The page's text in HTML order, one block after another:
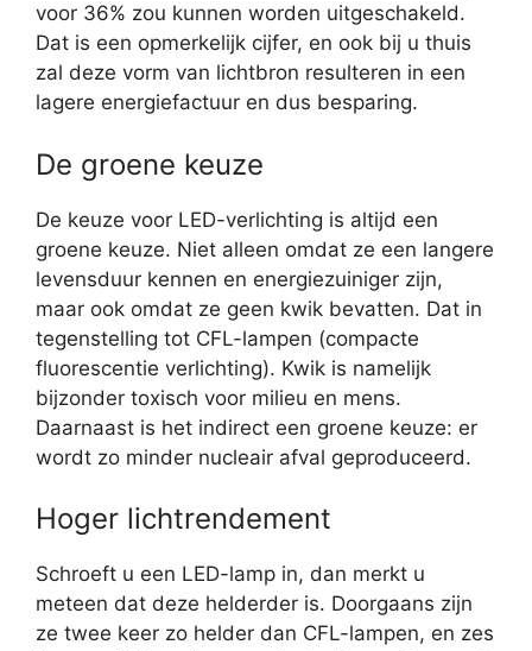
voor 36% zou kunnen worden uitgeschakeld.
Dat is een opmerkelijk cijfer, en ook bij u thuis
zal deze vorm van lichtbron resulteren in een
lagere energiefactuur en dus besparing.
De groene keuze
De keuze voor LED-verlichting is altijd een
groene keuze. Niet alleen omdat ze een langere
levensduur kennen en energiezuiniger zijn,
maar ook omdat ze geen kwik bevatten. Dat in
tegenstelling tot CFL-lampen (compacte
fluorescentie verlichting). Kwik is namelijk
bijzonder toxisch voor milieu en mens.
Daarnaast is het indirect een groene keuze: er
wordt zo minder nucleair afval geproduceerd.
Hoger lichtrendement
Schroeft u een LED-lamp in, dan merkt u
meteen dat deze helderder is. Doorgaans zijn
ze twee keer zo helder dan CFL-lampen, en zes